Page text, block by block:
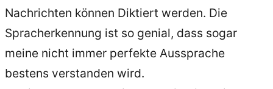
Nachrichten können Diktiert werden. Die
Spracherkennung ist so genial, dass sogar
meine nicht immer perfekte Aussprache
bestens verstanden wird.